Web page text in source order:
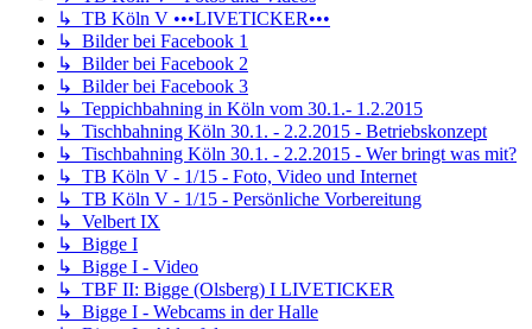
↳ TB Köln V •••LIVETICKER•••
↳ Bilder bei Facebook 1
↳ Bilder bei Facebook 2
↳ Bilder bei Facebook 3
↳ Teppichbahning in Köln vom 30.1.- 1.2.2015
↳ Tischbahning Köln 30.1. - 2.2.2015 - Betriebskonzept
↳ Tischbahning Köln 30.1. - 2.2.2015 - Wer bringt was mit?
↳ TB Köln V - 1/15 - Foto, Video und Internet
↳ TB Köln V - 1/15 - Persönliche Vorbereitung
↳ Velbert IX
↳ Bigge I
↳ Bigge I - Video
↳ TBF II: Bigge (Olsberg) I LIVETICKER
↳ Bigge I - Webcams in der Halle